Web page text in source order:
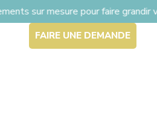
pour faire grandir vos
FAIRE UNE DEMANDE